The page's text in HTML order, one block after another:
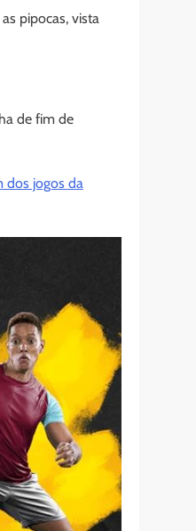
pipocas, vista
de fim de
dos jogos da